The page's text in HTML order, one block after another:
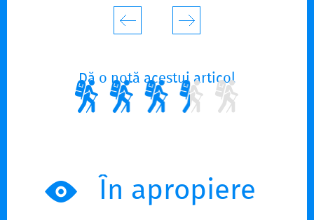
Dă o notă acestui articol
În apropiere